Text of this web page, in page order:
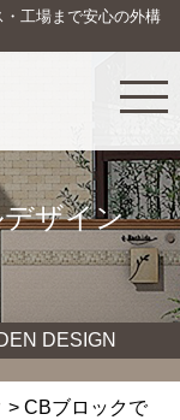
工場まで安心の外構
ザイン
DESIGN
> CBブロックで